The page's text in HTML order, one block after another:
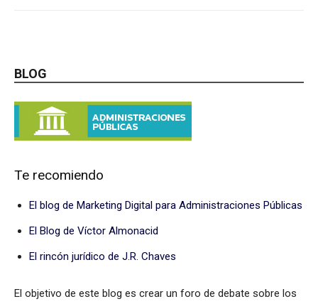
BLOG
Te recomiendo
El blog de Marketing Digital para Administraciones Públicas
El Blog de Víctor Almonacid
El rincón jurídico de J.R. Chaves
El objetivo de este blog es crear un foro de debate sobre los